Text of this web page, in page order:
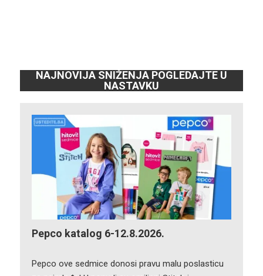
NAJNOVIJA SNIŽENJA POGLEDAJTE U
NASTAVKU
Pepco katalog 6-12.8.2026.
Pepco ove sedmice donosi pravu malu poslasticu